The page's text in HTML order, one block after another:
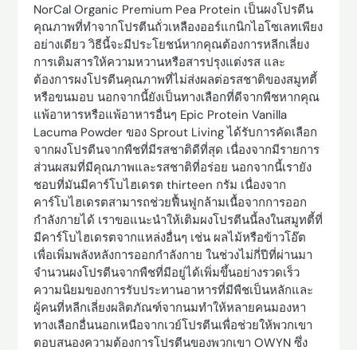
NorCal Organic Premium Pea Protein เป็นผงโปรตีน
คุณภาพที่ทำจากโปรตีนถั่วเหลืองออร์แกนิกไอโซเลทเพียง
อย่างเดียว วิธีนี้จะมีประโยชน์หากคุณต้องการหลีกเลี่ยง
การเติมสารให้ความหวานหรือสารปรุงแต่งรส และ
ต้องการผงโปรตีนคุณภาพที่ไม่ส่งผลต่อรสชาติของสมูทตี้
หรือขนมอบ นอกจากนี้ยังเป็นทางเลือกที่ดีจากพืชหากคุณ
แพ้อาหารหรือแพ้อาหารอื่นๆ Epic Protein Vanilla
Lacuma Powder ของ Sprout Living ได้รับการคัดเลือก
จากผงโปรตีนจากพืชที่มีรสชาติดีที่สุด เนื่องจากมีรายการ
ส่วนผสมที่มีคุณภาพและรสชาติที่อร่อย นอกจากนี้เรายัง
ชอบที่มันมีคาร์โบไฮเดรต thirteen กรัม เนื่องจาก
คาร์โบไฮเดรตสามารถช่วยฟื้นฟูกล้ามเนื้อจากการออก
กำลังกายได้ เราขอแนะนำให้เติมผงโปรตีนนี้ลงในสมูทตี้ที่
มีคาร์โบไฮเดรตจากแหล่งอื่นๆ เช่น ผลไม้หรือข้าวโอ๊ต
เพื่อเพิ่มพลังหลังการออกกำลังกาย ในช่วงไม่กี่ปีที่ผ่านมา
จำนวนผงโปรตีนจากพืชที่มีอยู่ได้เพิ่มขึ้นอย่างรวดเร็ว
ความนิยมของการรับประทานอาหารที่มีพืชเป็นหลักและ
ผู้คนที่หลีกเลี่ยงผลิตภัณฑ์จากนมทำให้หลายคนมองหา
ทางเลือกอื่นนอกเหนือจากเวย์โปรตีนเพื่อช่วยให้พวกเขา
ตอบสนองความต้องการโปรตีนของพวกเขา OWYN ซึ่ง